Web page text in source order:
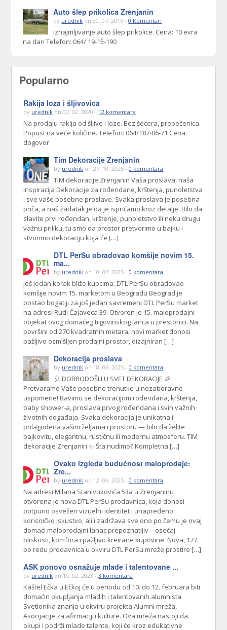
Auto šlep prikolica Zrenjanin
by urednik on 30. 07. 2016 -0 Komentari
Iznajmljivanje auto šlep prikolice. Cena: 10 evra
na dan Telefon: 064/ 19-15-190
Popularno
Rakija loza i šljivovica
by urednik on 02. 02. 2020 - 12 komentara
Na prodaju rakija od šljive i loze. Bez šećera, prepečenica.
Popust na veće količine. Telefon: 064/187-06-71 Cena:
dogovor
Tim Dekoracije Zrenjanin
by urednik on 27. 10. 2025 -0 komentara
TIM dekoracije Zrenjanin Vaša proslava, naša
inspiracija Dekoracije za rođendane, krštenja, punoletstva
i sve vaše posebne proslave. Svaka proslava je posebna
priča, a naš zadatak je da je ispričamo kroz detalje. Bilo da
slavite prvi rođendan, krštenje, punoletstvo ili neku drugu
važnu priliku, tu smo da prostor pretvorimo u bajku i
stvorimo dekoraciju koja će […]
DTL PerSu obradovao komšije novim 15.
ma...
by urednik on 10. 07. 2025 -0 komentara
Još jedan korak bliže kupcima: DTL PerSu obradovao
komšije novim 15. marketom u Beogradu Beograd je
postao bogatiji za još jedan savremeni DTL PerSu market
na adresi Rudi Čajaveca 39. Otvoren je 15. maloprodajni
objekat ovog domaćeg trgovinskog lanca u prestonici. Na
površini od 270 kvadratnih metara, novi market donosi
pažljivo osmišljen prodajni prostor, dizajniran […]
Dekoracija proslava
by urednik on 18. 06. 2025 -0 komentara
🎈 DOBRODOŠLI U SVET DEKORACIJE 🎉
Pretvaramo Vaše posebne trenutke u nezaboravne
uspomene! Bavimo se dekoracijom rođendana, krštenja,
baby shower-a, proslava prvog rođendana i svih važnih
životnih događaja. Svaka dekoracija je unikatna i
prilagođena vašim željama i prostoru — bilo da želite
bajkovitu, elegantnu, rustičnu ili modernu atmosferu. TIM
dekoracije Zrenjanin ✨ Šta nudimo? Kompletna […]
Ovako izgleda budućnost maloprodaje:
Zre...
by urednik on 12. 06. 2025 -0 komentara
Na adresi Milana Stanivukovića 53a u Zrenjaninu
otvorena je nova DTL PerSu prodavnica, koja donosi
potpuno osvežen vizuelni identitet i unapređeno
korisničko iskustvo, ali i zadržava sve ono po čemu je ovaj
domaći maloprodajni lanac prepoznatljiv – osećaj
bliskosti, komfora i pažljivo kreirane kupovine. Nova, 177.
po redu prodavnica u okviru DTL PerSu mreže prostire […]
ASK ponovo osnažuje mlade i talentovane ...
by urednik on 10. 02. 2023 -3 komentara
Kaštel Ečka u Ečkoj će u periodu od 10. do 12. februara biti
domaćin okupljanja mladih i talentovanih alumnista
Svetionika znanja u okviru projekta Alumni mreža,
Asocijacije za afirmaciju kulture. Ova mreža nastoji da
okupi i podrži mlade talente, koji će kroz edukativne